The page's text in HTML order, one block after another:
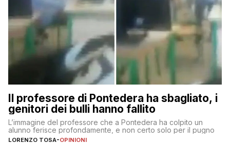
Il professore di Pontedera ha sbagliato, i
genitori dei bulli hanno fallito
L’immagine del professore che a Pontedera ha colpito un
alunno ferisce profondamente, e non certo solo per il pugno
LORENZO TOSA-OPINIONI